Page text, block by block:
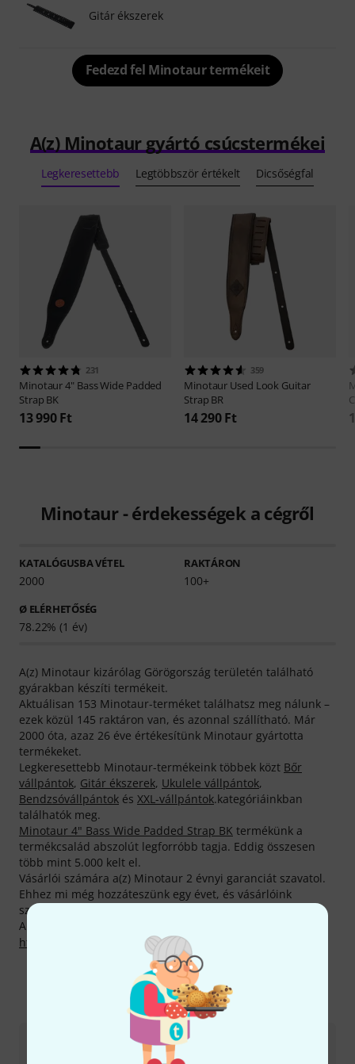
Gitár ékszerek
Fedezd fel Minotaur termékeit
A(z) Minotaur gyártó csúcstermékei
Legkeresettebb Legtöbbször értékelt Dicsőségfal
231
Minotaur4" Bass Wide Padded
Strap BK
13 990 Ft
359
Minotaur Used Look Guitar
Strap BR
14 290 Ft
Minotaur - érdekességek a cégről
KATALÓGUSBA VÉTEL
2000
RAKTÁRON
100+
Ø ELÉRHETŐSÉG
78.22% (1 év)
A(z) Minotaur kizárólag Görögország területén található
gyárakban készíti termékeit.
Aktuálisan 153 Minotaur-terméket találhatsz meg nálunk –
ezek közül 145 raktáron van, és azonnal szállítható. Már
2000 óta, azaz 26 éve értékesítünk Minotaur gyártotta
termékeket.
Legkeresettebb Minotaur-termékeink többek közt Bőr
vállpántok, Gitár ékszerek, Ukulele vállpántok,
Bendzsóvállpántok és XXL-vállpántok.kategóriáinkban
találhatók meg.
Minotaur 4" Bass Wide Padded Strap BK termékünk a
termékcsalád abszolút legforróbb tagja. Eddig összesen
több mint 5.000 kelt el.
Vásárlói számára a(z) Minotaur 2 évnyi garanciát szavatol.
Ehhez mi még hozzáteszünk egy évet, és vásárlóink
számára három teljes évnyi garanciát szavatolunk.
A gyártóval kapcsolatban itt találsz bővebb tájékoztatást:
http://www.minotaurguitarstraps.com
Így érhetsz el minket
Ügyfélszolgálat - Magyarország